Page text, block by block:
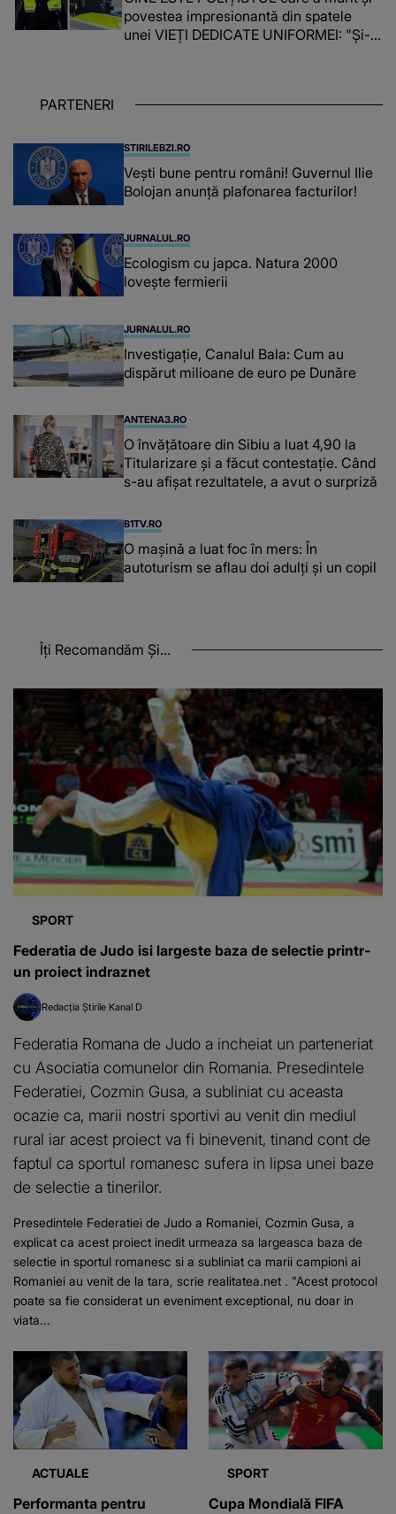
povestea impresionantă din spatele
unei VIEȚI DEDICATE UNIFORMEI: "Și-a
PARTENERI
STIRILEBZI.RO
Vești bune pentru români! Guvernul Ilie
Bolojan anunță plafonarea facturilor!
JURNALUL.RO
Ecologism cu japca. Natura 2000
lovește fermierii
JURNALUL.RO
Investigație, Canalul Bala: Cum au
dispărut milioane de euro pe Dunăre
ANTENA3.RO
O învățătoare din Sibiu a luat 4,90 la
Titularizare și a făcut contestație. Când
s-au afișat rezultatele, a avut o surpriză
B1TV.RO
O maşină a luat foc în mers: În
autoturism se aflau doi adulți și un copil
Îți Recomandăm Și...
SPORT
Federatia de Judo isi largeste baza de selectie printr-
un proiect indraznet
Redacția Știrile Kanal D
Federatia Romana de Judo a incheiat un parteneriat
cu Asociatia comunelor din Romania. Presedintele
Federatiei, Cozmin Gusa, a subliniat cu aceasta
ocazie ca, marii nostri sportivi au venit din mediul
rural iar acest proiect va fi binevenit, tinand cont de
faptul ca sportul romanesc sufera in lipsa unei baze
de selectie a tinerilor.
Presedintele Federatiei de Judo a Romaniei, Cozmin Gusa, a
explicat ca acest proiect inedit urmeaza sa largeasca baza de
selectie in sportul romanesc si a subliniat ca marii campioni ai
Romaniei au venit de la tara, scrie realitatea.net . "Acest protocol
poate sa fie considerat un eveniment exceptional, nu doar in
viata...
ACTUALE
Performanta pentru
SPORT
Cupa Mondială FIFA